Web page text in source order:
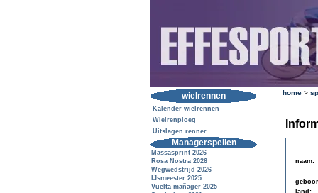
wielrennen
Kalender wielrennen
Wielrenploeg
Uitslagen renner
Managerspellen
Massasprint 2026
Rosa Nostra 2026
Wegwedstrijd 2026
IJsmeester 2025
Vuelta mañager 2025
home >
naam: